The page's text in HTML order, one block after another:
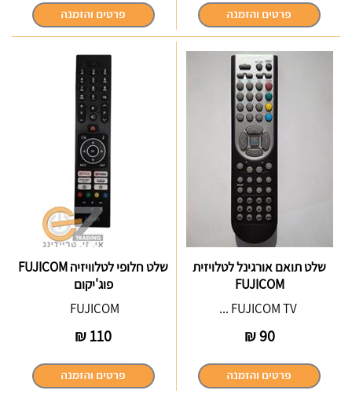
שלט תואם אורגינל לטלויזית
FUJICOM
90
₪
שלט חלופי לטלוויזיה FUJICOM
פוג'יקום
FUJICOM
110
₪